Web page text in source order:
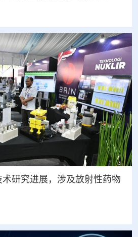
研究进展，涉及放射性药物